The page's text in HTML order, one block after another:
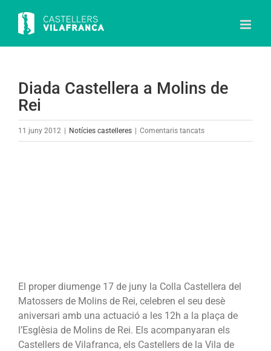
content
Diada Castellera a Molins de
Rei
11 juny 2012 Notícies castelleres Comentaris tancatsa
El proper diumenge 17 de juny la Colla Castellera del
Matossers de Molins de Rei, celebren el seu desè
aniversari amb una actuació a les 12h a la plaça de
l’Esglèsia de Molins de Rei. Els acompanyaran els
Castellers de Vilafranca, els Castellers de la Vila de